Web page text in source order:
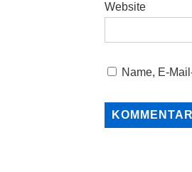
Website
Name, E-